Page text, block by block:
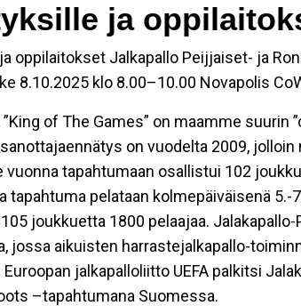
ja
oppilaitokset Jalkapallo Peijjaiset- ja
8.10.2025 klo 8.00–10.00 Novapolis
”King of The Games” on maamme suurin
on vuodelta 2009,
vuonna tapahtumaan osallistui 102
tapahtuma pelataan kolmepäiväisenä 5.-
joukkuetta 1800 pelaajaa.
jossa aikuisten harrastejalkapallo-
Euroopan jalkapalloliitto UEFA palkitsi
–tapahtumana Suomessa.